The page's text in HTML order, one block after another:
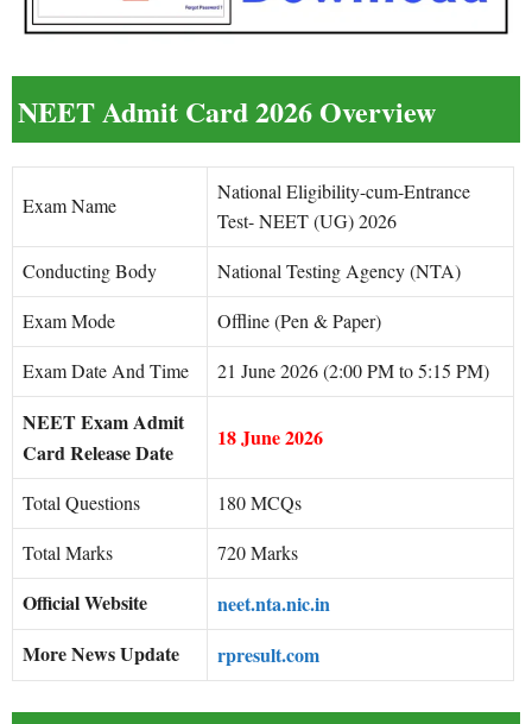
NEET Admit Card 2026 Overview
Exam Name
National Eligibility-cum-Entrance
Test- NEET (UG) 2026
Conducting Body
National Testing Agency (NTA)
Exam Mode
Offline (Pen & Paper)
Exam Date And Time
21 June 2026 (2:00 PM to 5:15 PM)
NEET Exam Admit
Card Release Date
18 June 2026
Total Questions
180 MCQs
Total Marks
720 Marks
Official Website
neet.nta.nic.in
More News Update
rpresult.com